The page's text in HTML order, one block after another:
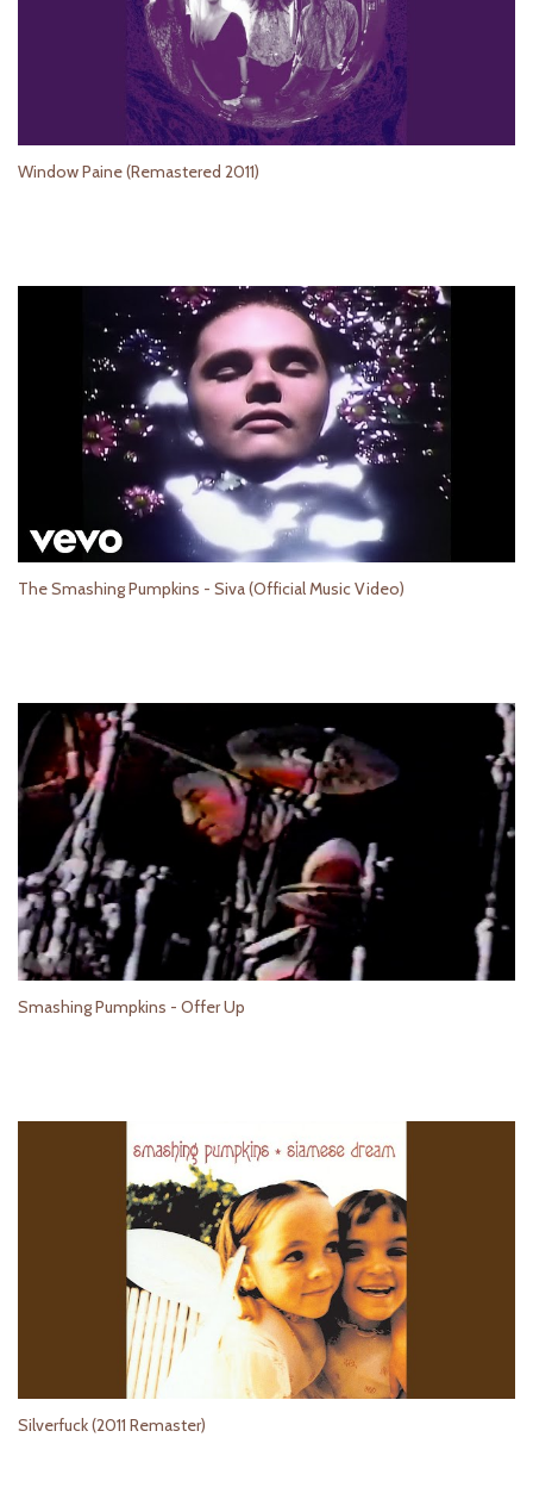
Window Paine (Remastered 2011)
The Smashing Pumpkins - Siva (Official Music Video)
Smashing Pumpkins - Offer Up
Silverfuck (2011 Remaster)